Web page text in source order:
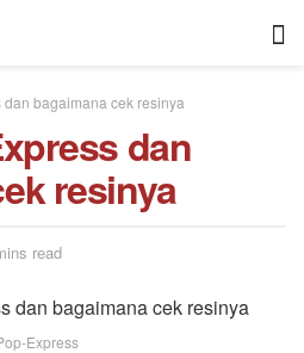
bagaimana cek resinya
dan
resinya
read
Express